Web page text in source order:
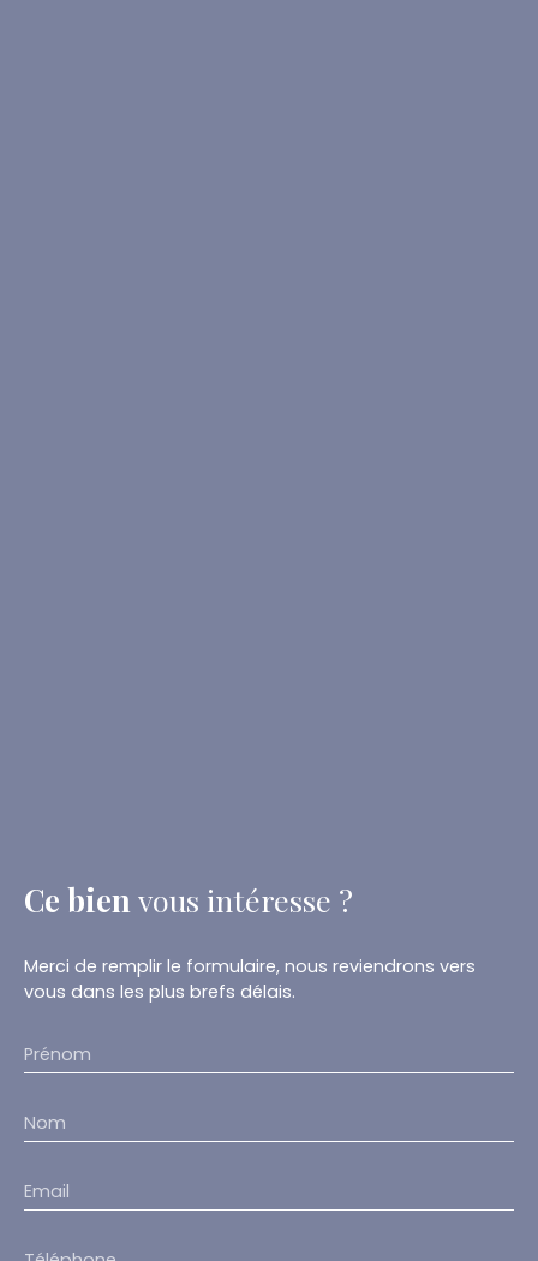
Ce bien vous intéresse ?
Merci de remplir le formulaire, nous reviendrons vers
vous dans les plus brefs délais.
Prénom
Nom
Email